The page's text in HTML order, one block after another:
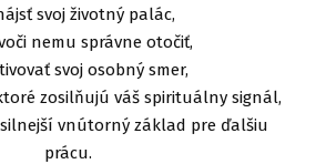
svoj životný palác,
nemu správne otočiť,
svoj osobný smer,
zosilňujú váš spirituálny signál,
vnútorný základ pre ďalšiu
prácu.